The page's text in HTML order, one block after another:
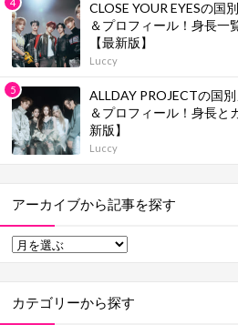
CLOSE YOUR EYESの国
＆プロフィール！身長一
【最新版】
Luccy
ALLDAY PROJECTの国
＆プロフィール！身長と
新版】
Luccy
アーカイブから記事を探す
カテゴリーから探す